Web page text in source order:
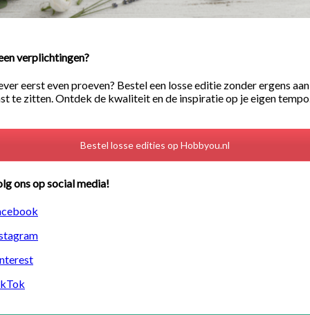
verplichtingen?
eerst even proeven? Bestel een losse editie zonder ergens aan
te zitten. Ontdek de kwaliteit en de inspiratie op je eigen
Bestel losse edities op Hobbyou.nl
ons op social media!